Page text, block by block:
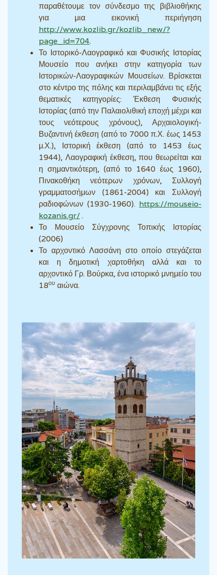
παραθέτουμε τον σύνδεσμο της βιβλιοθήκης
για μια εικονική περιήγηση
http://www.kozlib.gr/kozlib_new/?
page_id=704.
Το Ιστορικό-Λαογραφικό και Φυσικής Ιστορίας
Μουσείο που ανήκει στην κατηγορία των
Ιστορικών-Λαογραφικών Μουσείων. Βρίσκεται
στο κέντρο της πόλης και περιλαμβάνει τις εξής
θεματικές κατηγορίες: Έκθεση Φυσικής
Ιστορίας (από την Παλαιολιθική εποχή μέχρι και
τους νεότερους χρόνους), Αρχαιολογική-
Βυζαντινή έκθεση (από το 7000 π.Χ. έως 1453
μ.Χ.), Ιστορική έκθεση (από το 1453 έως
1944), Λαογραφική έκθεση, που θεωρείται και
η σημαντικότερη, (από το 1640 έως 1960),
Πινακοθήκη νεότερων χρόνων, Συλλογή
γραμματοσήμων (1861-2004) και Συλλογή
ραδιοφώνων (1930-1960). https://mouseio-
kozanis.gr/.
Το Μουσείο Σύγχρονης Τοπικής Ιστορίας
(2006)
Το αρχοντικό Λασσάνη στο οποίο στεγάζεται
και η δημοτική χαρτοθήκη αλλά και το
αρχοντικό Γρ. Βούρκα, ένα ιστορικό μνημείο του
18ου αιώνα.